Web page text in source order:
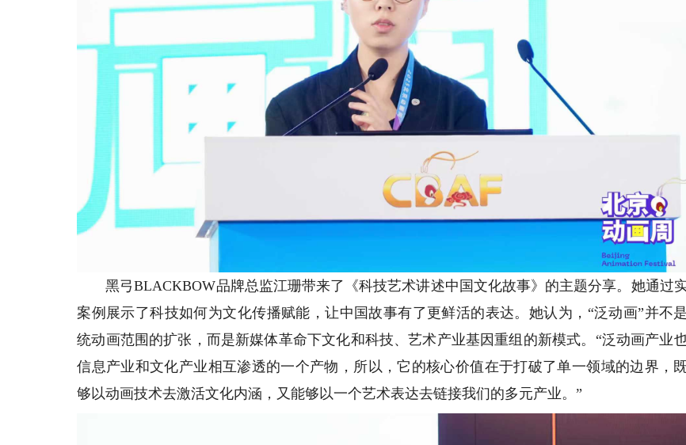
黑弓BLACKBOW品牌总监江珊带来了《科技艺术讲述中国文化故事》的主题分享。她通过
案例展示了科技如何为文化传播赋能，让中国故事有了更鲜活的表达。她认为，“泛动画”并不
统动画范围的扩张，而是新媒体革命下文化和科技、艺术产业基因重组的新模式。“泛动画产业
信息产业和文化产业相互渗透的一个产物，所以，它的核心价值在于打破了单一领域的边界，
够以动画技术去激活文化内涵，又能够以一个艺术表达去链接我们的多元产业。”